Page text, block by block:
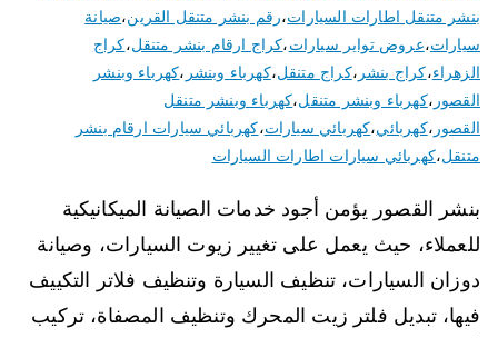
بنشر متنقل اطارات السيارات،رقم بنشر متنقل القرين،صيانة
سيارات،عروض تواير سيارات،كراج ارقام بنشر متنقل،كراج
الزهراء،كراج بنشر ،كراج متنقل،كهرباء وبنشر ،كهرباء وبنشر
القصور ،كهرباء وبنشر متنقل،كهرباء وبنشر متنقل
القصور ،كهربائي،كهربائي سيارات،كهربائي سيارات ارقام بنشر
متنقل،كهربائي سيارات اطارات السيارات
بنشر القصور يؤمن أجود خدمات الصيانة الميكانيكية
للعملاء، حيث يعمل على تغيير زيوت السيارات، وصيانة
دوزان السيارات، تنظيف السيارة وتنظيف فلاتر التكييف
فيها، تبديل فلتر زيت المحرك وتنظيف المصفاة، تركيب